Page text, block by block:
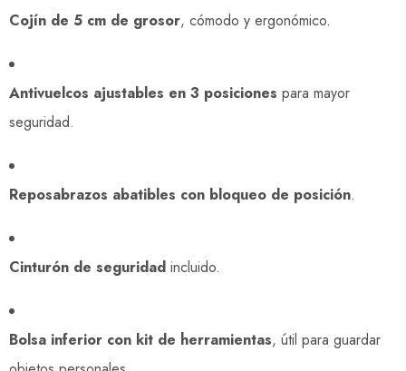
Cojín de 5 cm de grosor, cómodo y ergonómico.
Antivuelcos ajustables en 3 posiciones para mayor
seguridad.
Reposabrazos abatibles con bloqueo de posición.
Cinturón de seguridad incluido.
Bolsa inferior con kit de herramientas, útil para guardar